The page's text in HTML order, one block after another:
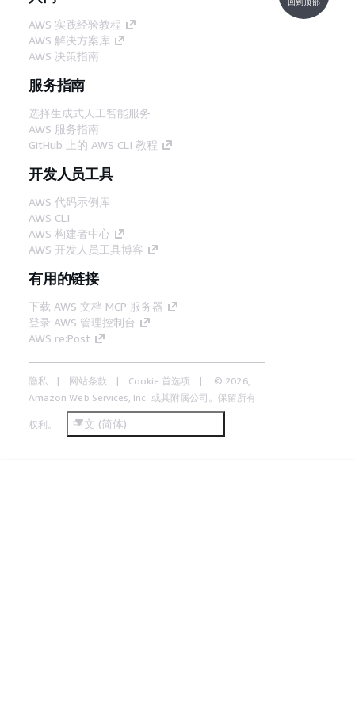
AWS 实践经验教程
AWS 解决方案库
AWS 决策指南
服务指南
选择生成式人工智能服务
AWS 服务指南
GitHub 上的 AWS CLI 教程
开发人员工具
AWS 代码示例库
AWS CLI
AWS 构建者中心
AWS 开发人员工具博客
有用的链接
下载 AWS 文档 MCP 服务器
登录 AWS 管理控制台
AWS re:Post
隐私 网站条款 Cookie 首选项
© 2026,
Amazon Web Services, Inc. 或其附属公司。保留所有
权利。 中文 (简体)